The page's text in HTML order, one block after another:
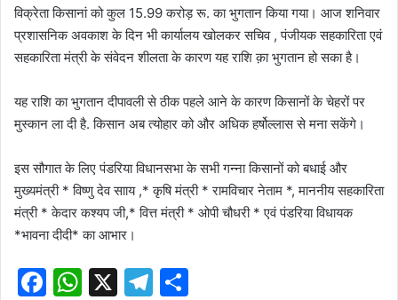
विक्रेता किसानां को कुल 15.99 करोड़ रू. का भुगतान किया गया। आज शनिवार
प्रशासनिक अवकाश के दिन भी कार्यालय खोलकर सचिव , पंजीयक सहकारिता एवं
सहकारिता मंत्री के संवेदन शीलता के कारण यह राशि क़ा भुगतान हो सका है।
यह राशि का भुगतान दीपावली से ठीक पहले आने के कारण किसानों के चेहरों पर
मुस्कान ला दी है. किसान अब त्योहार को और अधिक हर्षोल्लास से मना सकेंगे।
इस सौगात के लिए पंडरिया विधानसभा के सभी गन्ना किसानों को बधाई और
मुख्यमंत्री * विष्णु देव सााय ,* कृषि मंत्री * रामविचार नेताम *, माननीय सहकारिता
मंत्री * केदार कश्यप जी,* वित्त मंत्री * ओपी चौधरी * एवं पंडरिया विधायक
*भावना दीदी* का आभार।
F
W X
T